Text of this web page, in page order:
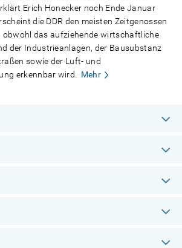
Erich Honecker noch Ende Januar
die DDR den meisten Zeitgenossen
obwohl das aufziehende wirtschaftliche
der Industrieanlagen, der Bausubstanz
sowie der Luft- und
erkennbar wird.
Mehr